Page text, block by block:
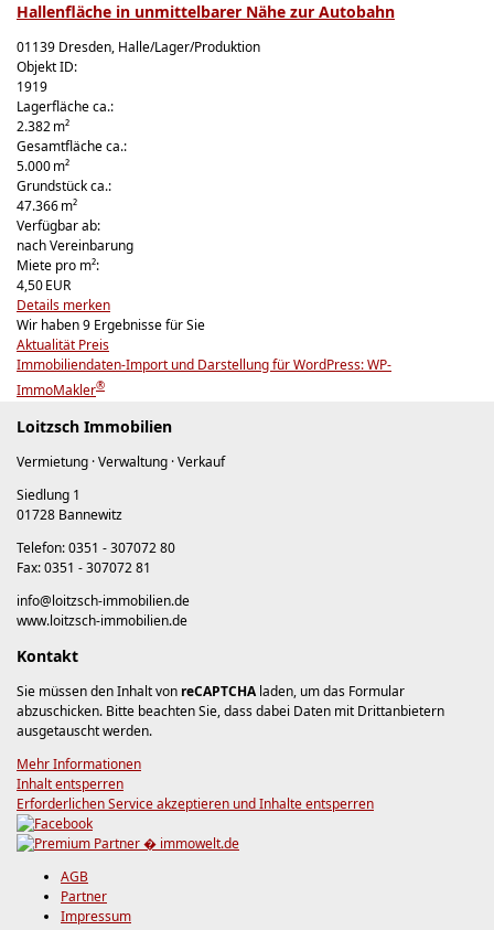
Hallenfläche in unmittelbarer Nähe zur Autobahn
01139 Dresden, Halle/Lager/Produktion
Objekt ID:
1919
Lagerfläche ca.:
2.382 m²
Gesamtfläche ca.:
5.000 m²
Grund­stück ca.:
47.366 m²
Verfügbar ab:
nach Vereinbarung
Miete pro m²:
4,50 EUR
Details merken
Wir haben 9 Ergebnisse für Sie
Aktualität Preis
Immobiliendaten-Import und Darstellung für WordPress: WP-
ImmoMakler®
Loitzsch Immobilien
Vermietung · Verwaltung · Verkauf
Siedlung 1
01728 Bannewitz
Telefon: 0351 - 307072 80
Fax: 0351 - 307072 81
info@loitzsch-immobilien.de
www.loitzsch-immobilien.de
Kontakt
Sie müssen den Inhalt von reCAPTCHAladen, um das Formular
abzuschicken. Bitte beachten Sie, dass dabei Daten mit Drittanbietern
ausgetauscht werden.
Mehr Informationen
Inhalt entsperren
Erforderlichen Service akzeptieren und Inhalte entsperren
AGB
Partner
Impressum